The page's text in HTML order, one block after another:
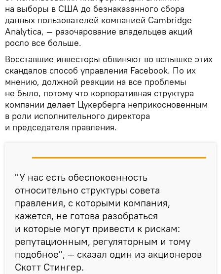
на выборы в США до безнаказанного сбора
данных пользователей компанией Cambridge
Analytica, — разочарование владельцев акций
росло все больше.
Восставшие инвесторы обвиняют во вспышке этих
скандалов способ управления Facebook. По их
мнению, должной реакции на все проблемы
не было, потому что корпоративная структура
компании делает Цукерберга неприкосновенным
в роли исполнительного директора
и председателя правления.
"У нас есть обеспокоенность
относительно структуры совета
правления, с которыми компания,
кажется, не готова разобраться
и которые могут привести к рискам:
репутационным, регуляторным и тому
подобное", — сказал один из акционеров
Скотт Стингер.